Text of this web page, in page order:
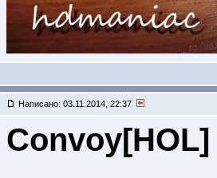
Написано: 03.11.2014, 22:37
Convoy[HOL]